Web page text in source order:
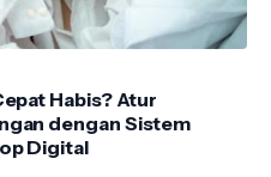
Habis? Atur
dengan Sistem
Digital